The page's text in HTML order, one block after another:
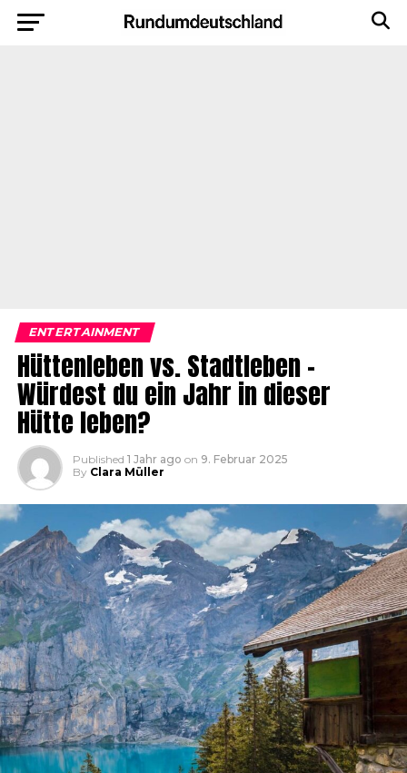
ENTERTAINMENT
Hüttenleben vs. Stadtleben –
Würdest du ein Jahr in dieser
Hütte leben?
Published 1 Jahr ago on 9. Februar 2025
By Clara Müller